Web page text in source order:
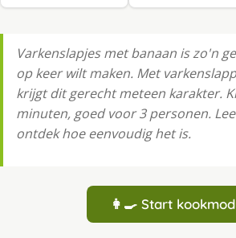
Varkenslapjes met banaan is zo'n
op keer wilt maken. Met
krijgt dit gerecht meteen karakter.
minuten, goed voor 3 personen.
ontdek hoe eenvoudig het is.
👩‍🍳 Start